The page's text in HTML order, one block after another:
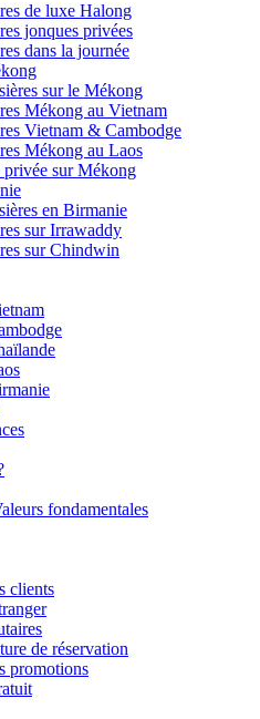
de luxe Halong
jonques privées
dans la journée
sur le Mékong
Mékong au Vietnam
Vietnam & Cambodge
Mékong au Laos
privée sur Mékong
en Birmanie
sur Irrawaddy
sur Chindwin
fondamentales
clients
de réservation
promotions